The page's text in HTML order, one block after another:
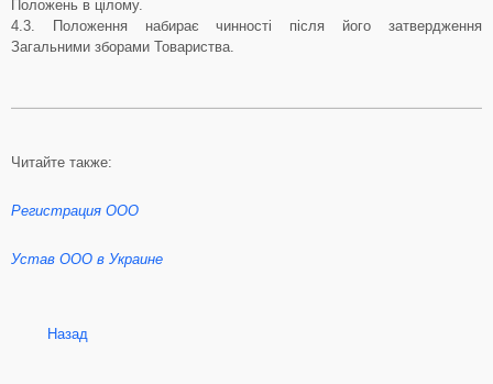
Положень в цілому.
4.3. Положення набирає чинності після його затвердження
Загальними зборами Товариства.
Читайте также:
Регистрация OOO
Устав ООО в Украине
Назад